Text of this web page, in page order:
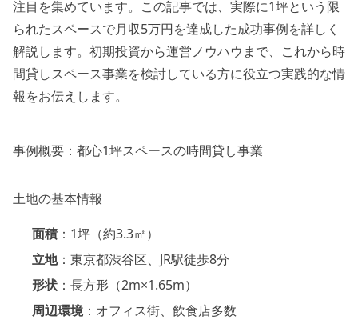
注目を集めています。この記事では、実際に1坪という限
られたスペースで月収5万円を達成した成功事例を詳しく
解説します。初期投資から運営ノウハウまで、これから時
間貸しスペース事業を検討している方に役立つ実践的な情
報をお伝えします。
事例概要：都心1坪スペースの時間貸し事業
土地の基本情報
面積 ：1坪（約3.3㎡）
立地：東京都渋谷区、JR駅徒歩8分
形状 ：長方形（2m×1.65m）
周辺環境：オフィス街、飲食店多数